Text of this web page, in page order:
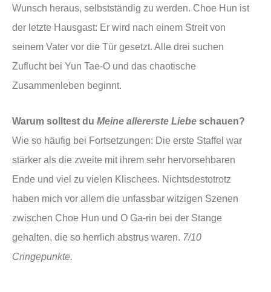
Wunsch heraus, selbstständig zu werden. Choe Hun ist
der letzte Hausgast: Er wird nach einem Streit von
seinem Vater vor die Tür gesetzt. Alle drei suchen
Zuflucht bei Yun Tae-O und das chaotische
Zusammenleben beginnt.
Warum solltest du Meine allererste Liebe schauen?
Wie so häufig bei Fortsetzungen: Die erste Staffel war
stärker als die zweite mit ihrem sehr hervorsehbaren
Ende und viel zu vielen Klischees. Nichtsdestotrotz
haben mich vor allem die unfassbar witzigen Szenen
zwischen Choe Hun und O Ga-rin bei der Stange
gehalten, die so herrlich abstrus waren. 7/10
Cringepunkte.